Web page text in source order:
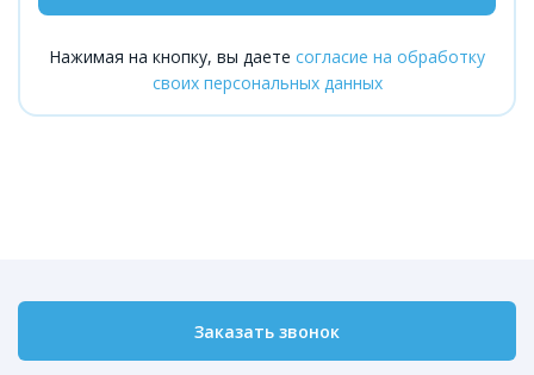
Нажимая на кнопку, вы даете согласие на обработку
своих персональных данных
Заказать звонок